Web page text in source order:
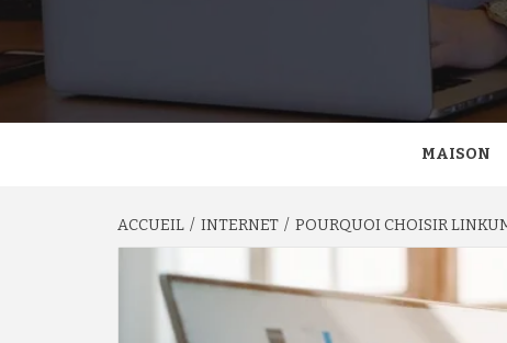
MAISON
ACCUEIL INTERNET POURQUOI CHOISIR